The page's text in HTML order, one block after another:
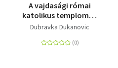
A vajdasági római
katolikus templomok
architektúrája 1699-
Dubravka Dukanovic